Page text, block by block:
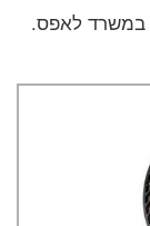
במשרד לאפס.